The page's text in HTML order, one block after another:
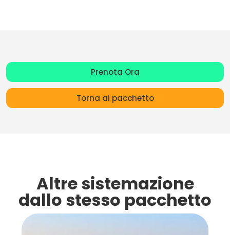
Prenota Ora
Torna al pacchetto
Altre sistemazione
dallo stesso pacchetto​